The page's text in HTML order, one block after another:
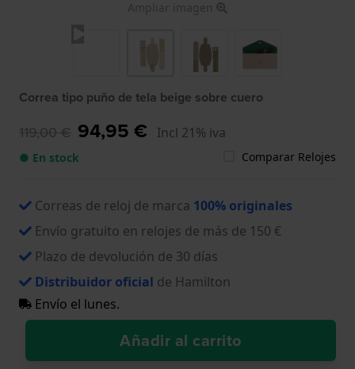
Ampliar imagen
Correa tipo puño de tela beige sobre cuero
119,00 € 94,95 € Incl 21% iva
● En stock Comparar Relojes
Correas de reloj de marca 100% originales
Envío gratuito en relojes de más de 150 €
Plazo de devolución de 30 días
Distribuidor oficial de Hamilton
Envío el lunes.
Añadir al carrito